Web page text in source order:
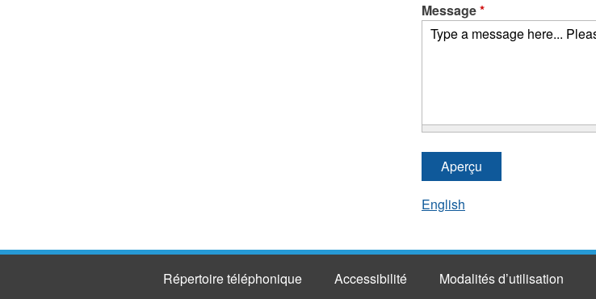
Message*
English
Répertoire téléphonique Accessibilité Modalités d’utilisation